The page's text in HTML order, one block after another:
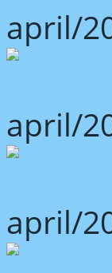
april/
april/
april/